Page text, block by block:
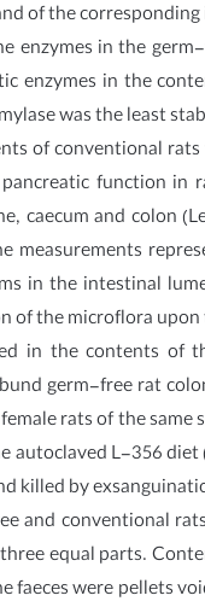
of the
in the
in the
was the least
of conventional
function in
caecum and colon
in the intestinal
the microflora
in the contents of
germ-free rat
rats of the
L-356
by
and conventional
equal parts.
were pellets